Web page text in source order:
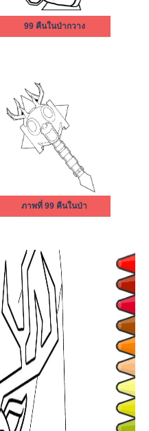
99 คืนในป่ากวาง
ภาพที่ 99 คืนในป่า